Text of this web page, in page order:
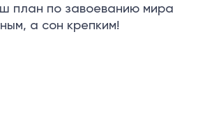
план по завоеванию мира
а сон крепким!